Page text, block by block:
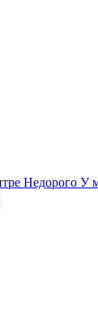
Недорого У